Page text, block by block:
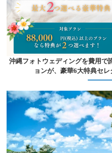
沖縄フォトウェディングを費用で
ョンが、豪華6大特典セ